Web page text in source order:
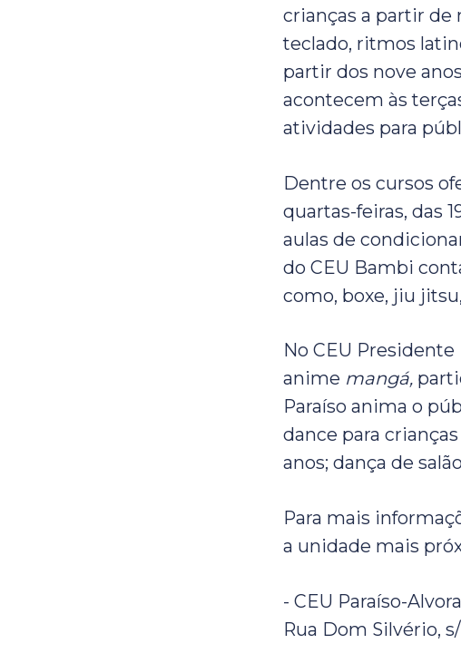
crianças a partir de
teclado, ritmos
partir dos nove
acontecem às
atividades para
Dentre os cursos
quartas-feiras, das
aulas de
do CEU Bambi
como, boxe, jiu
No CEU
anime mangá,
Paraíso anima o
dance para
anos; dança de
Para mais
a unidade mais
- CEU Paraíso-
Rua Dom Silvério,